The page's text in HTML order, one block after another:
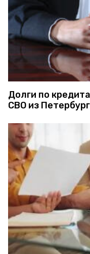
Долги по
СВО из